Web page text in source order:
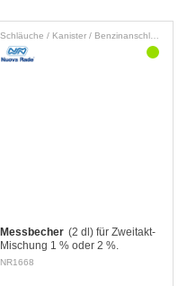
Schläuche / Kanister / Benzinanschlüsse
Messbecher (2 dl) für Zweitakt-
Mischung 1 % oder 2 %.
NR1668